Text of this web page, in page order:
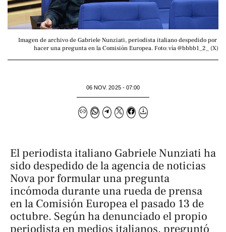
Imagen de archivo de Gabriele Nunziati, periodista italiano despedido por
hacer una pregunta en la Comisión Europea. Foto: vía @bbbb1_2_ (X)
06 NOV. 2025 - 07:00
El periodista italiano Gabriele Nunziati ha
sido despedido de la agencia de noticias
Nova por formular una pregunta
incómoda durante una rueda de prensa
en la Comisión Europea el pasado 13 de
octubre. Según ha denunciado el propio
periodista en medios italianos, preguntó